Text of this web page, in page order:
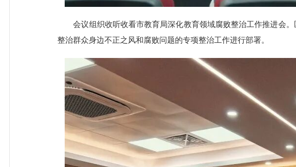
会议组织收听收看市教育局深化教育领域腐败整治工作推进会。
整治群众身边不正之风和腐败问题的专项整治工作进行部署。